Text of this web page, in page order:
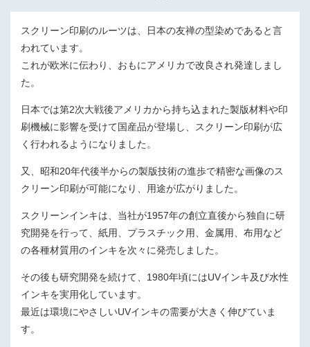
スクリーン印刷のルーツは、日本の友禅の型染めであると言
われています。
これが欧米に伝わり、おもにアメリカで改良され発達しまし
た。
日本では第2次大戦後アメリカから持ち込まれた製版材料や印
刷機械に影響を受けて国産品が登場し、スクリーン印刷が広
く行われるようになりました。
又、昭和20年代後半からの製版技術の進歩で精密な画像のス
クリーン印刷が可能になり、用途が広がりました。
スクリーンインキは、当社が1957年の創立直後から独自に研
究開発を行って、紙用、プラスチック用、金属用、布用など
の各種材質用のインキを次々に発売しました。
その後も研究開発を続けて、1980年頃にはUVインキ及び水性
インキを実用化しています。
最近は環境にやさしいUVインキの需要が大きく伸びていま
す。